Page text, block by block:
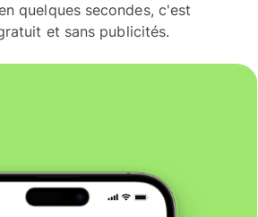
quelques secondes, c'est
et sans publicités.